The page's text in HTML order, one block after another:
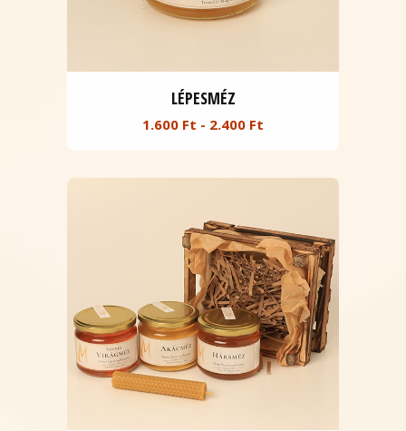
LÉPESMÉZ
1.600 Ft - 2.400 Ft